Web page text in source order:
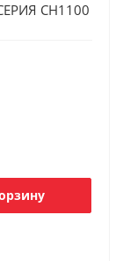
CH1100